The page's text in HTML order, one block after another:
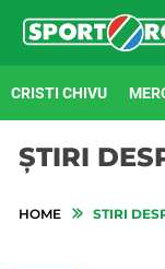
CRISTI CHIVU
ȘTIRI
HOME STIRI